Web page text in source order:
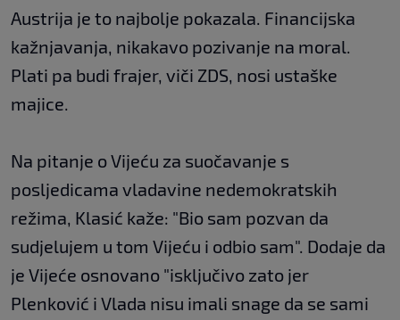
Austrija je to najbolje pokazala. Financijska
kažnjavanja, nikakavo pozivanje na moral.
Plati pa budi frajer, viči ZDS, nosi ustaške
majice.
Na pitanje o Vijeću za suočavanje s
posljedicama vladavine nedemokratskih
režima, Klasić kaže: "Bio sam pozvan da
sudjelujem u tom Vijeću i odbio sam". Dodaje da
je Vijeće osnovano "isključivo zato jer
Plenković i Vlada nisu imali snage da se sami